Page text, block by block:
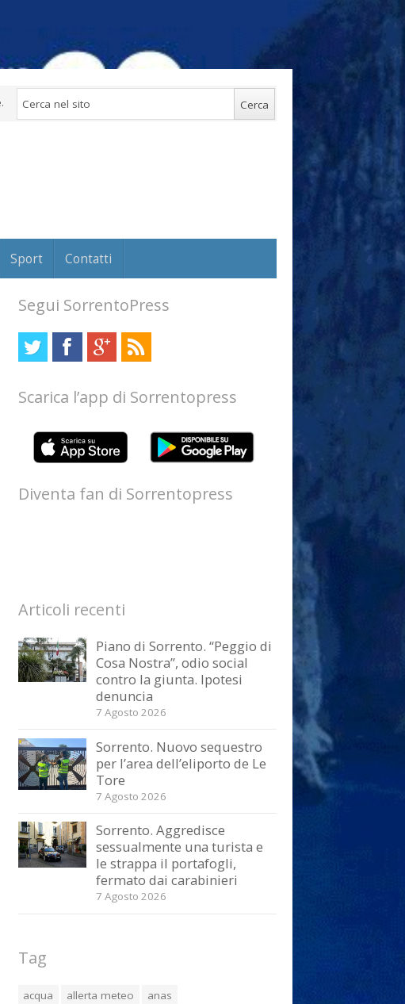
Sport Contatti
Segui SorrentoPress
Scarica l’app di Sorrentopress
Diventa fan di Sorrentopress
Articoli recenti
Piano di Sorrento. “Peggio di
Cosa Nostra”, odio social
contro la giunta. Ipotesi
denuncia
7 Agosto 2026
Sorrento. Nuovo sequestro
per l’area dell’eliporto de Le
Tore
7 Agosto 2026
Sorrento. Aggredisce
sessualmente una turista e
le strappa il portafogli,
fermato dai carabinieri
7 Agosto 2026
Tag
acqua allerta meteo
anas